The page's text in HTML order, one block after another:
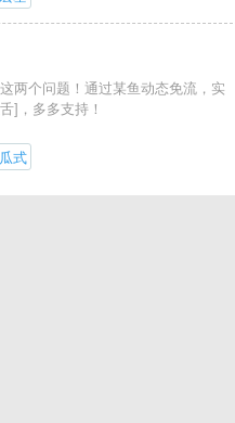
两个问题！通过某鱼动态免流，实
]，多多支持！
式